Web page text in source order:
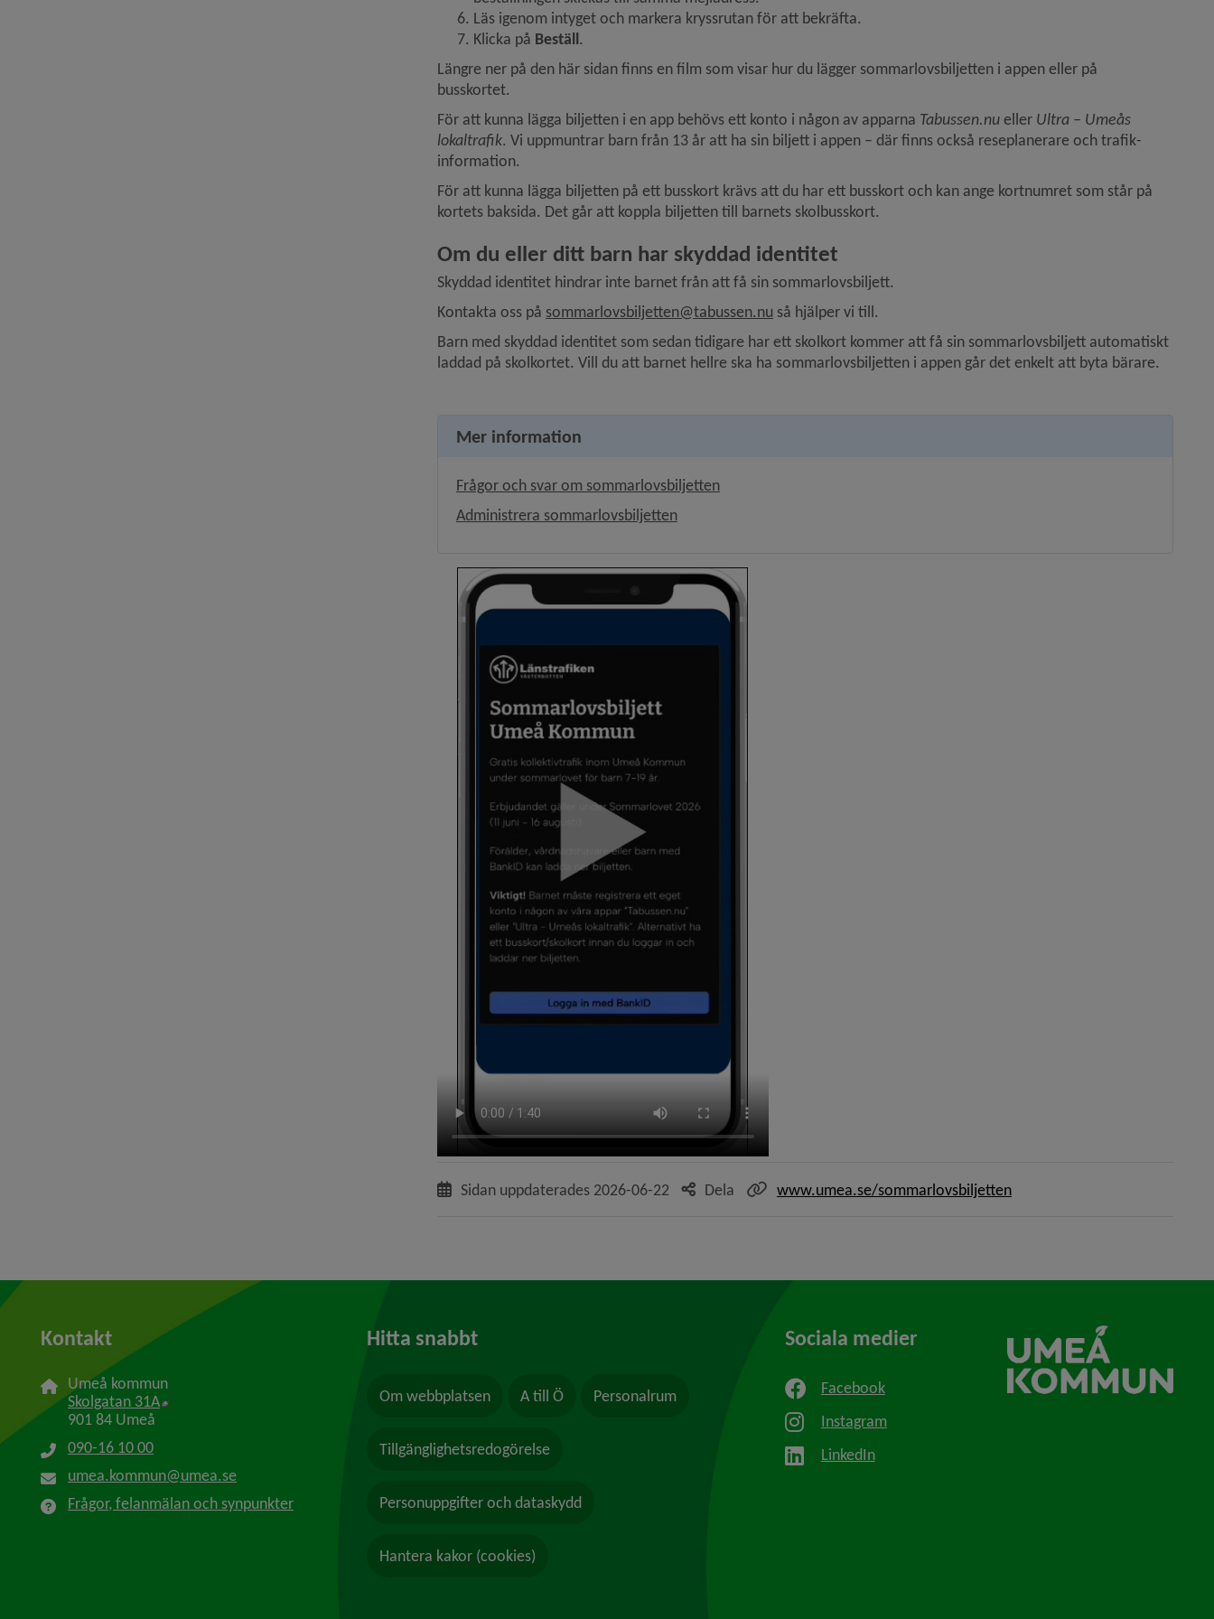
Läs igenom intyget och markera kryssrutan för att bekräfta.
Klicka på Beställ.
Längre ner på den här sidan finns en film som visar hur du lägger sommarlovsbiljetten i appen eller på
busskortet.
För att kunna lägga biljetten i en app behövs ett konto i någon av apparna Tabussen.nu eller Ultra – Umeås
lokaltrafik. Vi uppmuntrar barn från 13 år att ha sin biljett i appen – där finns också reseplanerare och trafik­
information.
För att kunna lägga biljetten på ett buss­kort krävs att du har ett busskort och kan ange kortnumret som står på
kortets baksida. Det går att koppla biljetten till barnets skolbusskort.
Om du eller ditt barn har skyddad identitet
Skyddad identitet hindrar inte barnet från att få sin sommarlovsbiljett.
Kontakta oss på sommarlovsbiljetten@tabussen.nu så hjälper vi till.
Barn med skyddad identitet som sedan tidigare har ett skolkort kommer att få sin sommarlovsbiljett automatiskt
laddad på skolkortet. Vill du att barnet hellre ska ha sommarlovsbiljetten i appen går det enkelt att byta bärare.
Mer information
Frågor och svar om sommarlovsbiljetten
Administrera sommarlovsbiljetten
Sidan uppdaterades 2026-06-22 Dela www.umea.se/sommarlovsbiljetten
Kontakt
Umeå kommun
Skolgatan 31A Länk till annan webbplats, öppnas i nytt fönster.
901 84 Umeå
090-16 10 00
umea.kommun@umea.se
Frågor, felanmälan och synpunkter
Hitta snabbt
Om webbplatsen A till Ö Personalrum
Tillgänglighetsredogörelse
Personuppgifter och dataskydd
Hantera kakor (cookies)
Sociala medier
Facebook
Instagram
LinkedIn